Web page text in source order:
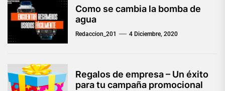
Como se cambia la bomba de
agua
Redaccion_201 4 Diciembre, 2020
Regalos de empresa – Un éxito
para tu campaña promocional